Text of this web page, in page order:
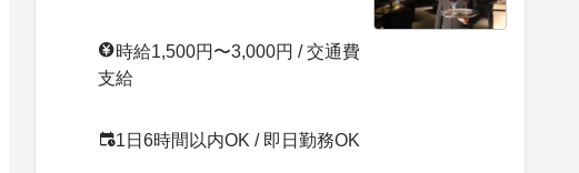
時給1,500円〜3,000円 / 交通費
支給
1日6時間以内OK / 即日勤務OK